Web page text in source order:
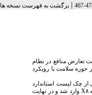
| برگشت به فهرست نسخه ها
تعارض منافع در نظام
حوزه سلامت با رویکرد
از چک لیست استاندارد
CASP به عنوان ابزار سنجش کیفیت و ارزیابی نقادانه منابع مورد ارزیابی قرار گرفت و سپس در نرم افزار Excel ذخیره گردید. سپس کلیه نتایج به نرم افزار Endnote نسخه X۸ وارد شد و در نهایت